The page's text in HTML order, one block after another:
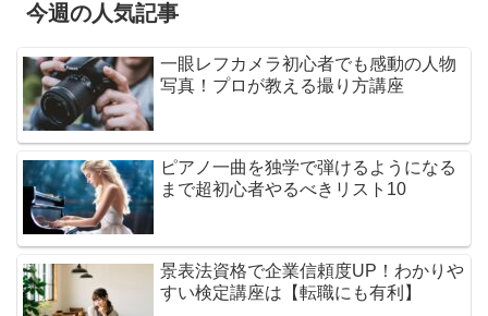
今週の人気記事
一眼レフカメラ初心者でも感動の人物
写真！プロが教える撮り方講座
ピアノ一曲を独学で弾けるようになる
まで超初心者やるべきリスト10
景表法資格で企業信頼度UP！わかりや
すい検定講座は【転職にも有利】